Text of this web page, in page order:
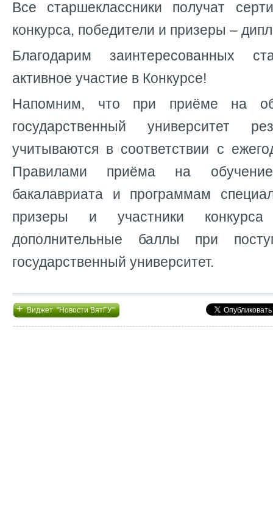
Все старшеклассники получат
конкурса, победители и призеры –
Благодарим заинтересованных
активное участие в Конкурсе!
Напомним, что при приёме на
государственный университет
учитываются в соответствии с
Правилами приёма на
бакалавриата и программам
призеры и участники конкурса
дополнительные баллы при
государственный университет.
+Виджет "Новости ВятГУ"